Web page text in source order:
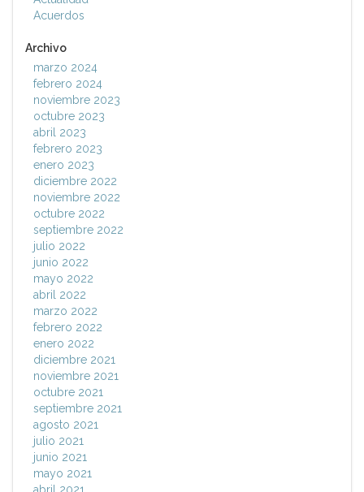
Acuerdos
Archivo
marzo 2024
febrero 2024
noviembre 2023
octubre 2023
abril 2023
febrero 2023
enero 2023
diciembre 2022
noviembre 2022
octubre 2022
septiembre 2022
julio 2022
junio 2022
mayo 2022
abril 2022
marzo 2022
febrero 2022
enero 2022
diciembre 2021
noviembre 2021
octubre 2021
septiembre 2021
agosto 2021
julio 2021
junio 2021
mayo 2021